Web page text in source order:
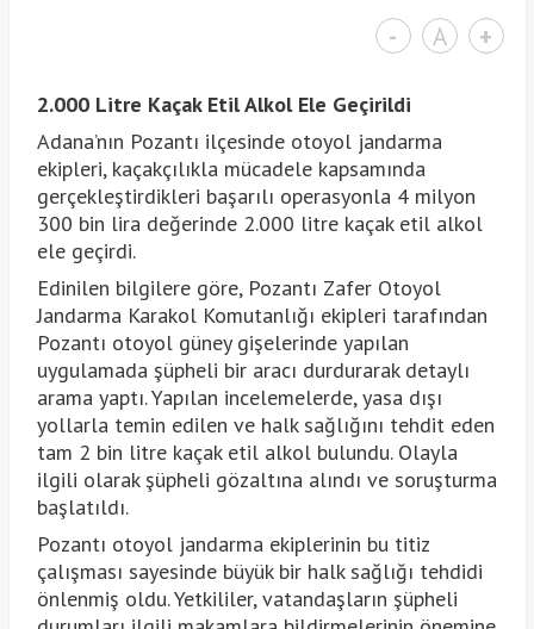
- A +
2.000 Litre Kaçak Etil Alkol Ele Geçirildi
Adana’nın Pozantı ilçesinde otoyol jandarma
ekipleri, kaçakçılıkla mücadele kapsamında
gerçekleştirdikleri başarılı operasyonla 4 milyon
300 bin lira değerinde 2.000 litre kaçak etil alkol
ele geçirdi.
Edinilen bilgilere göre, Pozantı Zafer Otoyol
Jandarma Karakol Komutanlığı ekipleri tarafından
Pozantı otoyol güney gişelerinde yapılan
uygulamada şüpheli bir aracı durdurarak detaylı
arama yaptı. Yapılan incelemelerde, yasa dışı
yollarla temin edilen ve halk sağlığını tehdit eden
tam 2 bin litre kaçak etil alkol bulundu. Olayla
ilgili olarak şüpheli gözaltına alındı ve soruşturma
başlatıldı.
Pozantı otoyol jandarma ekiplerinin bu titiz
çalışması sayesinde büyük bir halk sağlığı tehdidi
önlenmiş oldu. Yetkililer, vatandaşların şüpheli